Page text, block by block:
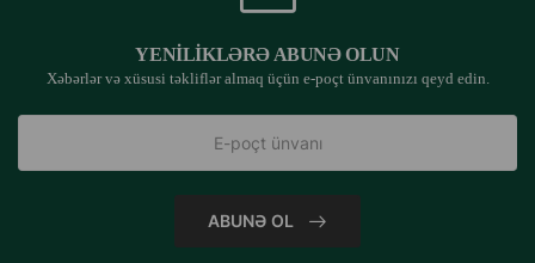
YENILIKLƏRƏ ABUNƏ OLUN
Xəbərlər və xüsusi təkliflər almaq üçün e-poçt ünvanınızı qeyd edin.
ABUNƏ OL